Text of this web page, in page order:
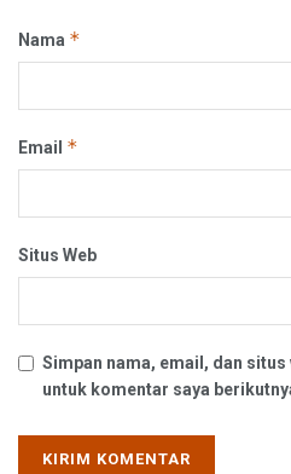
Nama *
Email *
Situs Web
Simpan nama, email, dan situs
untuk komentar saya